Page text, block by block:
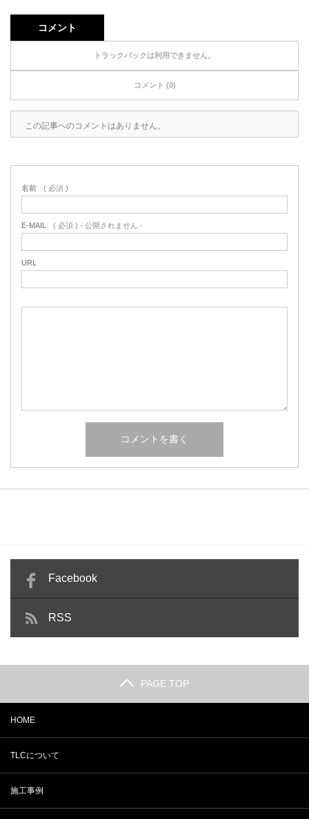
コメント
トラックバックは利用できません。
コメント (0)
この記事へのコメントはありません。
名前 ( 必須 )
E-MAIL ( 必須 ) - 公開されません -
URL
Facebook
RSS
PAGE TOP
HOME
TLCについて
施工事例